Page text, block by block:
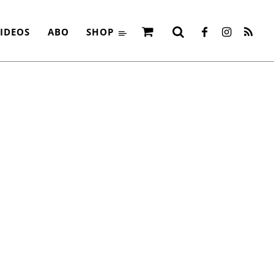
ABO SHOP